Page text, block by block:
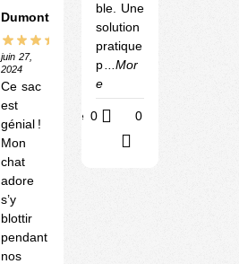
Dumont
juin 27,
2024
Ce sac
est
génial !
Mon
chat
adore
s’y
blottir
pendant
nos
ble. Une
solution
pratique
p
...Mor
e
Utile 0 0